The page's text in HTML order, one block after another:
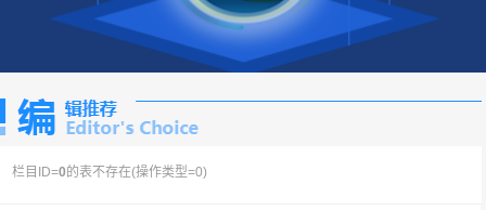
栏目ID=0的表不存在(操作类型=0)